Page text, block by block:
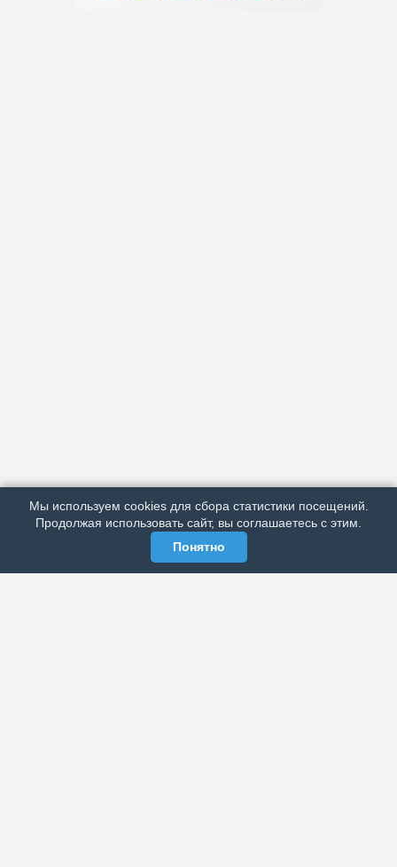
РЕКЛАМА У НАС
МЫ В СОЦСЕТЯХ
Мы используем cookies для сбора статистики посещений.
Продолжая использовать сайт, вы соглашаетесь с этим.
Понятно